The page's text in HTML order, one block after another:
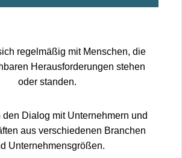
regelmäßig mit Menschen, die
Herausforderungen stehen
oder standen.
den Dialog mit Unternehmern und
aus verschiedenen Branchen
Unternehmensgrößen.